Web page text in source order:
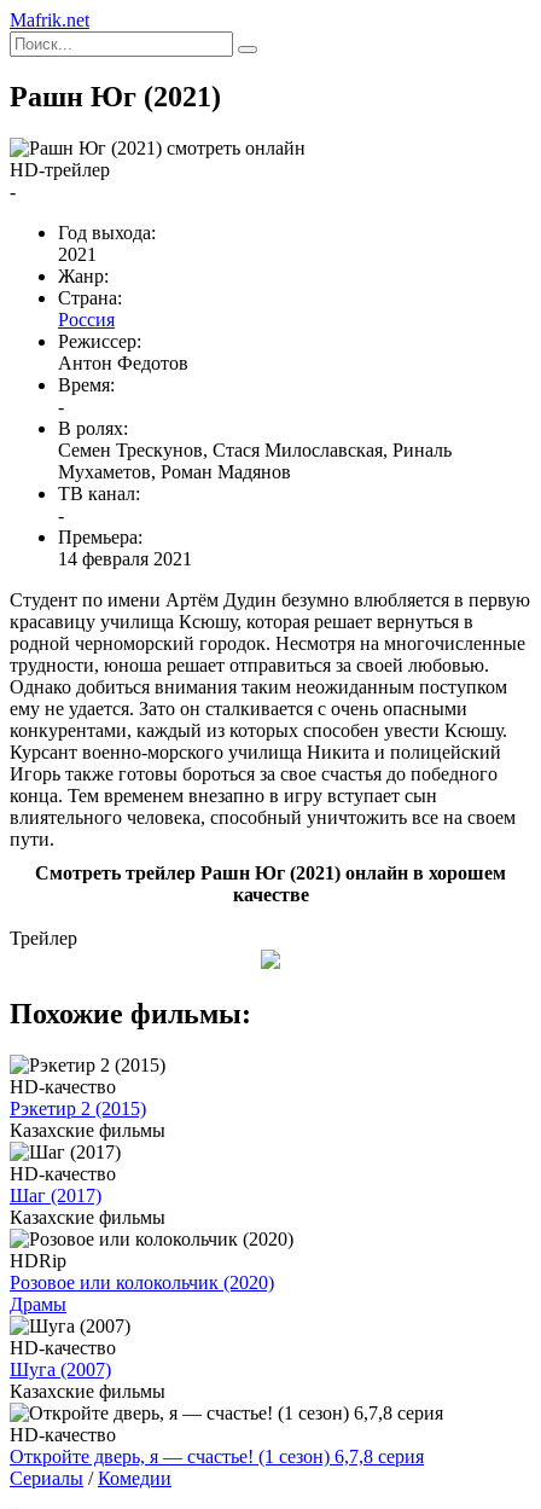
Mafrik.net
Рашн Юг (2021)
HD-трейлер
-
Год выхода:
2021
Жанр:
Страна:
Россия
Режиссер:
Антон Федотов
Время:
-
В ролях:
Семен Трескунов, Стася Милославская, Риналь
Мухаметов, Роман Мадянов
ТВ канал:
-
Премьера:
14 февраля 2021
Студент по имени Артём Дудин безумно влюбляется в первую
красавицу училища Ксюшу, которая решает вернуться в
родной черноморский городок. Несмотря на многочисленные
трудности, юноша решает отправиться за своей любовью.
Однако добиться внимания таким неожиданным поступком
ему не удается. Зато он сталкивается с очень опасными
конкурентами, каждый из которых способен увести Ксюшу.
Курсант военно-морского училища Никита и полицейский
Игорь также готовы бороться за свое счастья до победного
конца. Тем временем внезапно в игру вступает сын
влиятельного человека, способный уничтожить все на своем
пути.
Смотреть трейлер Рашн Юг (2021) онлайн в хорошем
качестве
Трейлер
Похожие фильмы:
HD-качество
Рэкетир 2 (2015)
Казахские фильмы
HD-качество
Шаг (2017)
Казахские фильмы
HDRip
Розовое или колокольчик (2020)
Драмы
HD-качество
Шуга (2007)
Казахские фильмы
HD-качество
Откройте дверь, я — счастье! (1 сезон) 6,7,8 серия
Сериалы /Комедии